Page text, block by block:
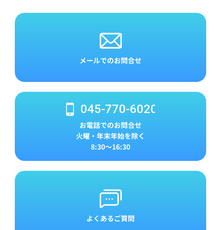
メールでのお問合せ
045-770-6020
お電話でのお問合せ
火曜・年末年始を除く
8:30～16:30
よくあるご質問